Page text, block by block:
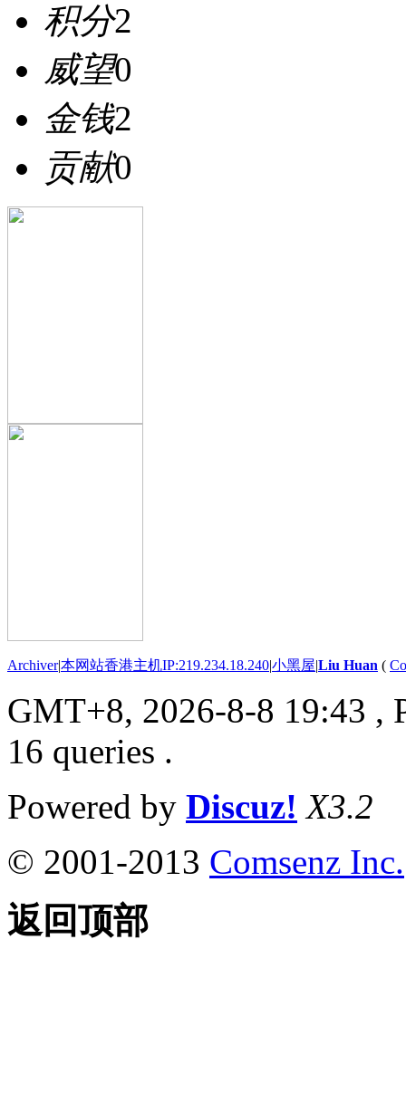
积分2
威望0
金钱2
贡献0
Archiver|本网站香港主机IP:219.234.18.240|小黑屋|Liu Huan (
GMT+8, 2026-8-8 19:43 ,
16 queries .
Powered by Discuz! X3.2
© 2001-2013 Comsenz Inc.
返回顶部